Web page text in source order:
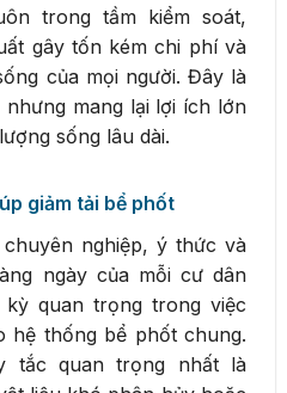
trong tầm kiểm soát,
gây tốn kém chi phí và
của mọi người. Đây là
mang lại lợi ích lớn
sống lâu dài.
giảm tải bể phốt
nghiệp, ý thức và
ngày của mỗi cư dân
quan trọng trong việc
hệ thống bể phốt chung.
tắc quan trọng nhất là